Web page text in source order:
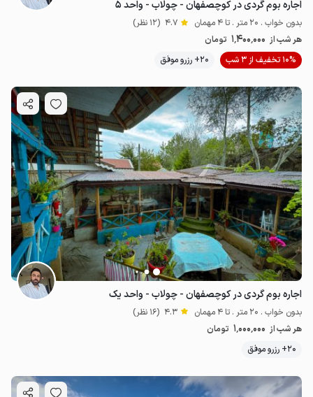
اجاره بوم گردی در کوچصفهان - چولاب - واحد ۵
بدون خواب . 20 متر . تا 4 مهمان 4.7 (12 نظر)
هر شب از 1٬400٬000 تومان
10% تخفیف از 3 شب
20+ رزرو موفق
اجاره بوم گردی در کوچصفهان - چولاب - واحد یک
بدون خواب . 20 متر . تا 4 مهمان 4.3 (16 نظر)
هر شب از 1٬000٬000 تومان
20+ رزرو موفق